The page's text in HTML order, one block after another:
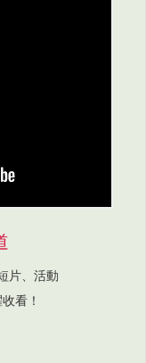
片、活動
看！